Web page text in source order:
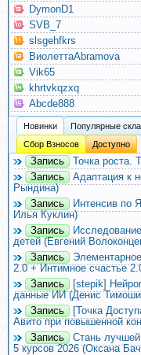
DymonD1
SVB_7
slsgehfkrs
ВиолеттаAbramova
Vik65
khrtvkqzxq
Abcde888
Новинки Популярные
Сбор Взносов
Доступно
Запись
Точка роста.
Запись
Адаптация к
Рындина)
Запись
Интенсив по
Илья Куклин)
Запись
детей (Евгений
Запись
2.0 + Интимное счастье
Запись
[stepik]
данные ИИ (Денис
Запись
[Точка
Авито при повышенной
Запись
Стань
5 курсов 2026 (Оксана